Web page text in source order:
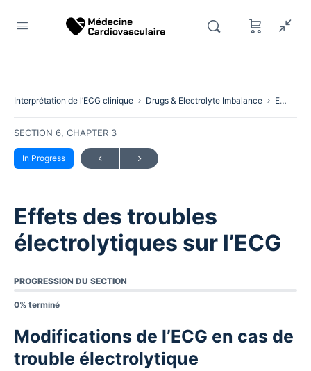
Interprétation de l’ECG clinique Drugs & Electrolyte Imbalance Effets des troubles électrolytiques sur l’ECG
SECTION 6, CHAPTER 3
In Progress
Effets des troubles
électrolytiques sur l’ECG
PROGRESSION DU SECTION
0% terminé
Modifications de l’ECG en cas de
trouble électrolytique